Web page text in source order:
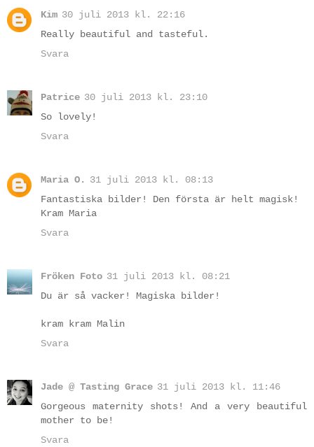
Kim 30 juli 2013 kl. 22:16
Really beautiful and tasteful.
Svara
Patrice 30 juli 2013 kl. 23:10
So lovely!
Svara
Maria O.
31 juli 2013 kl. 08:13
Fantastiska bilder! Den första är helt magisk!
Kram Maria
Svara
Fröken Foto 31 juli 2013 kl. 08:21
Du är så vacker! Magiska bilder!
kram kram Malin
Svara
Jade @ Tasting Grace 31 juli 2013 kl. 11:46
Gorgeous maternity shots! And a very beautiful
mother to be!
Svara